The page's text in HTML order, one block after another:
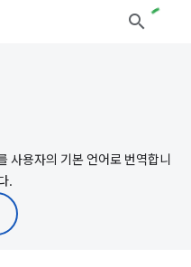
사용자의 기본 언어로 번역합니
.